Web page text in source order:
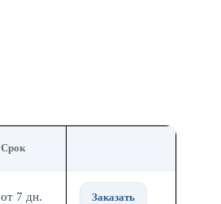
Срок
от 7 дн. Заказать